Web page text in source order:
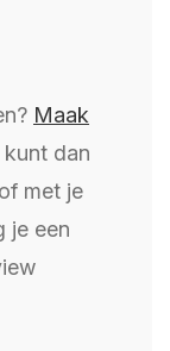
Maak
kunt dan
met je
je een